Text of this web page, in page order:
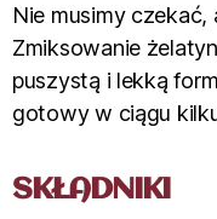
Nie musimy czekać,
Zmiksowanie
puszystą i lekką
gotowy w ciągu
SKŁADNIKI